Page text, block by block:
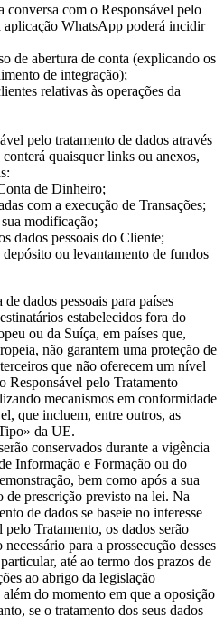
conversa com o Responsável pelo
aplicação WhatsApp poderá incidir
de abertura de conta (explicando os
de integração);
relativas às operações da
pelo tratamento de dados através
quaisquer links ou anexos,
de Dinheiro;
com a execução de Transações;
modificação;
dados pessoais do Cliente;
ou levantamento de fundos
dados pessoais para países
estabelecidos fora do
ou da Suíça, em países que,
não garantem uma proteção de
que não oferecem um nível
Responsável pelo Tratamento
mecanismos em conformidade
que incluem, entre outros, as
da UE.
conservados durante a vigência
Informação e Formação ou do
bem como após a sua
de prescrição previsto na lei. Na
de dados se baseie no interesse
Tratamento, os dados serão
para a prossecução desses
até ao termo dos prazos de
ao abrigo da legislação
do momento em que a oposição
se o tratamento dos seus dados